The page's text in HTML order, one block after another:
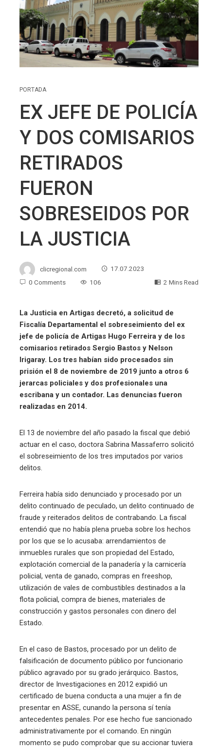
PORTADA
EX JEFE DE POLICÍA
Y DOS COMISARIOS
RETIRADOS
FUERON
SOBRESEIDOS POR
LA JUSTICIA
clicregional.com
17.07.2023
0 Comments
106 2 Mins Read
La Justicia en Artigas decretó, a solicitud de
Fiscalía Departamental el sobreseimiento del ex
jefe de policía de Artigas Hugo Ferreira y de los
comisarios retirados Sergio Bastos y Nelson
Irigaray. Los tres habían sido procesados sin
prisión el 8 de noviembre de 2019 junto a otros 6
jerarcas policiales y dos profesionales una
escribana y un contador. Las denuncias fueron
realizadas en 2014.
El 13 de noviembre del año pasado la fiscal que debió
actuar en el caso, doctora Sabrina Massaferro solicitó
el sobreseimiento de los tres imputados por varios
delitos.
Ferreira había sido denunciado y procesado por un
delito continuado de peculado, un delito continuado de
fraude y reiterados delitos de contrabando. La fiscal
entendió que no había plena prueba sobre los hechos
por los que se lo acusaba: arrendamientos de
inmuebles rurales que son propiedad del Estado,
explotación comercial de la panadería y la carnicería
policial, venta de ganado, compras en freeshop,
utilización de vales de combustibles destinados a la
flota policial, compra de bienes, materiales de
construcción y gastos personales con dinero del
Estado.
En el caso de Bastos, procesado por un delito de
falsificación de documento público por funcionario
público agravado por su grado jerárquico. Bastos,
director de Investigaciones en 2012 expidió un
certificado de buena conducta a una mujer a fin de
presentar en ASSE, cunando la persona sí tenía
antecedentes penales. Por ese hecho fue sancionado
administrativamente por el comando. En ningún
momento se pudo comprobar que su accionar tuviera